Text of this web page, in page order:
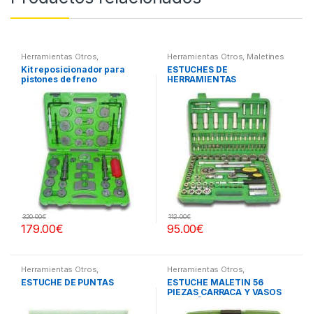
Herramientas Otros,
Herramientas Frenos y
Refrigeración
Kit reposicionador para
pistones de freno
179.00€
320.00€
Herramientas Otros, Maletines
Herramientas, Extractores,
Compresímetros, otros
ESTUCHES DE
HERRAMIENTAS
95.00€
112.00€
Herramientas Otros,
Herramientas De Mano ,
Herramientas De Mano,
otros
ESTUCHE DE PUNTAS
Herramientas Otros,
Herramientas De Mano,
Herramientas De Mano,
Maletines Herramientas,
Extractores, Compresímetros,
ESTUCHE MALETIN 56
PIEZAS CARRACA Y VASOS